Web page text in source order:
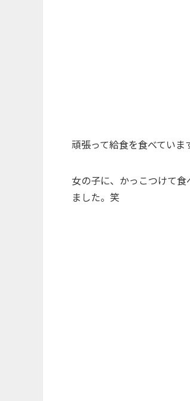
頑張って給食を食べていま
女の子に、かっこつけて
ました。笑